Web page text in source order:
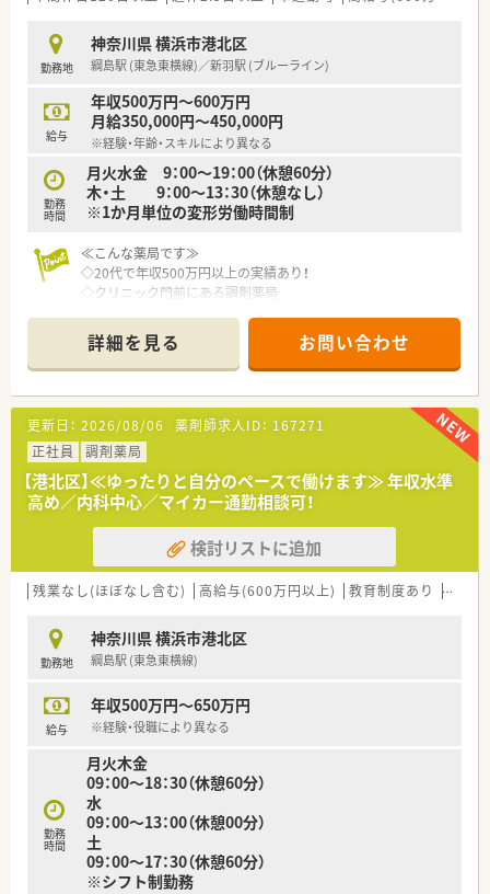
■転居を伴う異動はなく、腰を据えて長く働くことが可能です。
■「薬剤師になって本当に良かった」と心から感じられる職場を
目指しています。
【求人情報について】
■給与はご経験や年齢、条件を考慮し460万円から600万円で提
示されます。
■賞与は年2回（7月・12月）支給され、業績により決算賞与もあり
ます。
■昇給は年1回（4月）に実施され、2023年度は3.5%の実績です。
勤務地
神奈川県 横浜市港北区
綱島駅 (東急東横線)／新羽駅 (ブルーライン)
給与
年収500万円～600万円
月給350,000円～450,000円
※経験・年齢・スキルにより異なる
勤務
時間
月火水金 9：00～19：00（休憩60分）
木・土 9：00～13：30（休憩なし）
※1か月単位の変形労働時間制
≪こんな薬局です≫
◇20代で年収500万円以上の実績あり！
◇クリニック門前にある調剤薬局
◇複数名体制で安心
◇外観がきれいで素敵な薬局です
詳細を見る お問い合わせ
更新日： 2026/08/06 薬剤師求人ID： 167271
正社員
調剤薬局
【港北区】≪ゆったりと自分のペースで働けます≫ 年収水準
高め／内科中心／マイカー通勤相談可！
検討リストに追加
残業なし(ほぼなし含む) 高給与(600万円以上) 教育制度あり 在宅
勤務地
神奈川県 横浜市港北区
綱島駅 (東急東横線)
給与
年収500万円～650万円
※経験・役職により異なる
勤務
時間
月火木金
09：00～18：30（休憩60分）
水
09：00～13：00（休憩00分）
土
09：00～17：30（休憩60分）
※シフト制勤務